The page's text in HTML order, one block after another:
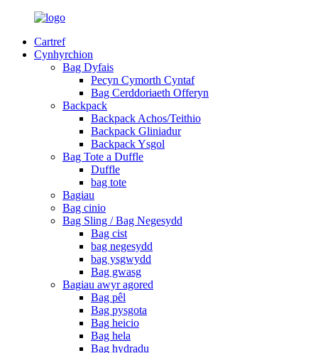
Cartref
Cynhyrchion
Bag Dyfais
Pecyn Cymorth Cyntaf
Bag Cerddoriaeth Offeryn
Backpack
Backpack Achos/Teithio
Backpack Gliniadur
Backpack Ysgol
Bag Tote a Duffle
Duffle
bag tote
Bagiau
Bag cinio
Bag Sling / Bag Negesydd
Bag cist
bag negesydd
bag ysgwydd
Bag gwasg
Bagiau awyr agored
Bag pêl
Bag pysgota
Bag heicio
Bag hela
Bag hydradu